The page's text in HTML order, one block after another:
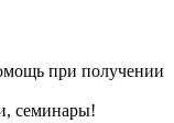
при получении
семинары!